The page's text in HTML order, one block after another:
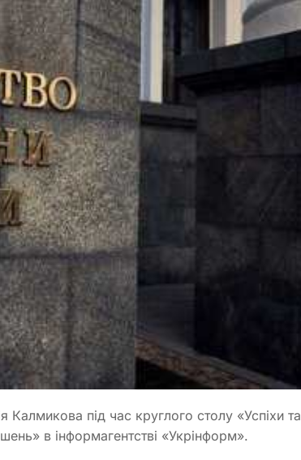
Калмикова під час круглого столу «Успіхи та
в інформагентстві «Укрінформ».